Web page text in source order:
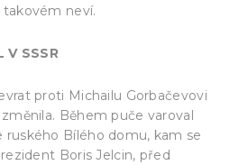
neví.
V SSSR
proti Michailu Gorbačevovi
Během puče varoval
ruského Bílého domu, kam se
Boris Jelcin, před